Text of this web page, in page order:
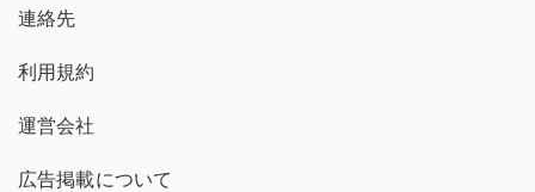
連絡先
利用規約
運営会社
広告掲載について